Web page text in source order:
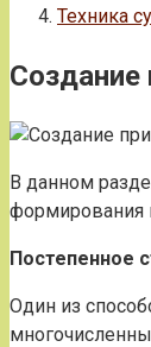
Техника
Создание
В данном
формирования
Постепенное
Один из